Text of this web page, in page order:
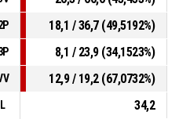
18,1 / 36,7 (49,5192%)
8,1 / 23,9 (34,1523%)
12,9 / 19,2 (67,0732%)
L
34,2